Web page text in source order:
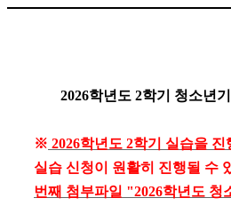
2026학년도 2학기 청소년
※ 2026학년도 2학기 실습을 진
실습 신청이 원활히 진행될 수
번째 첨부파일 "2026학년도 청